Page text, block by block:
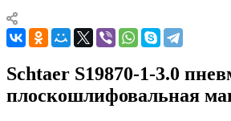
Schtaer S19870-1-3.0
плоскошлифовальная